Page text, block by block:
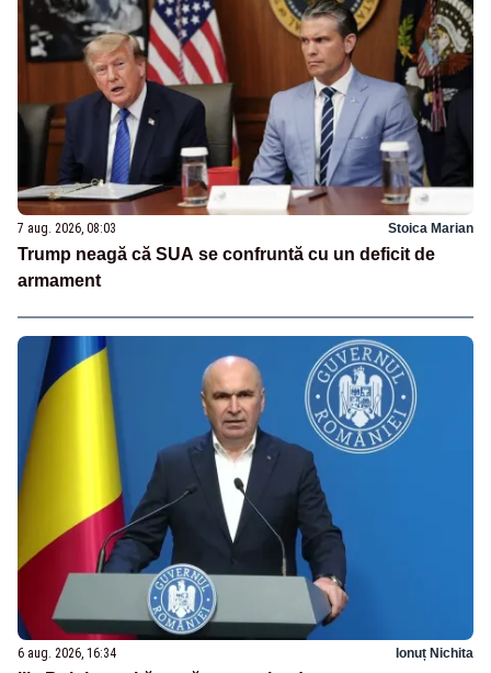
7 aug. 2026, 08:03 Stoica Marian
Trump neagă că SUA se confruntă cu un deficit de
armament
6 aug. 2026, 16:34 Ionuț Nichita